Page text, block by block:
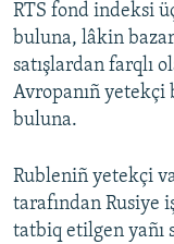
RTS fond indeksi
buluna, lâkin
satışlardan farqlı
Avropanıñ yetekçi
buluna.
Rubleniñ yetekçi
tarafından Rusiye
tatbiq etilgen yañı